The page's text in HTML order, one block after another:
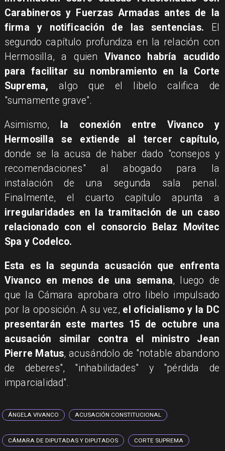
Carabineros y Fuerzas Armadas antes de la
firma y notificación de las sentencias.
El
segundo capítulo profundiza en la relación con
Hermosilla, a quien Vivanco habría acudido
para facilitar su nombramiento en la Corte
Suprema,algo que el libelo califica de
"sumamente grave".
Asimismo, la conexión entre Vivanco y
Hermosilla se extiende al tercer capítulo,
donde se la acusa de haber dado "consejos y
recomendaciones" al abogado para la
instalación de una segunda sala penal.
Finalmente, el cuarto capítulo apunta a
irregularidades en la tramitación de un caso
relacionado con el consorcio Belaz Movitec
Spa y Codelco.
Esta es la segunda acusación que enfrenta
Vivanco en menos de una semana, luego de
que la Cámara aprobara otro libelo impulsado
por la oposición. A su vez, el oficialismo y la DC
presentarán este martes 15 de octubre una
acusación similar contra el ministro Jean
Pierre Matus, acusándolo de "notable abandono
de deberes", "inhabilidades" y "pérdida de
imparcialidad".
ÁNGELA VIVANCO ACUSACIÓN CONSTITUCIONAL
CÁMARA DE DIPUTADAS Y DIPUTADOS CORTE SUPREMA